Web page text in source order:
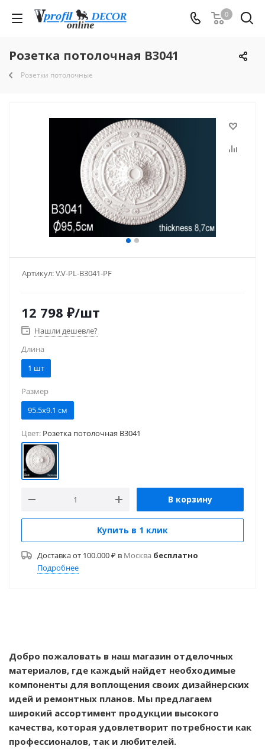
0
Розетка потолочная B3041
Розетки потолочные
Артикул:V.V-PL-B3041-PF
12 798 ₽/шт
Нашли дешевле?
Длина
1 шт
Размер
95.5x9.1 см
Цвет: Розетка потолочная B3041
В корзину
Купить в 1 клик
Доставка от 100.000 ₽ в Москва бесплатно
Подробнее
Добро пожаловать в наш магазин отделочных
материалов, где каждый найдет необходимые
компоненты для воплощения своих дизайнерских
идей и ремонтных планов. Мы предлагаем
широкий ассортимент продукции высокого
качества, которая удовлетворит потребности как
профессионалов, так и любителей.